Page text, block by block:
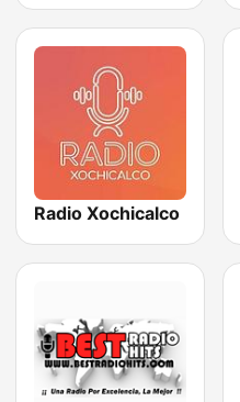
Radio Xochicalco